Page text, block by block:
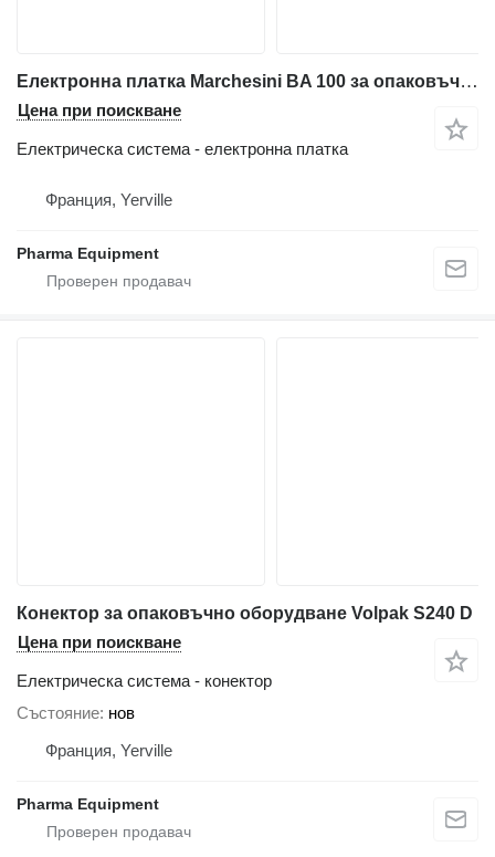
Електронна платка Marchesini BA 100 за опаковъчно оборудване
Цена при поискване
Електрическа система - електронна платка
Франция, Yerville
Pharma Equipment
Конектор за опаковъчно оборудване Volpak S240 D
Цена при поискване
Електрическа система - конектор
Състояние нов
Франция, Yerville
Pharma Equipment